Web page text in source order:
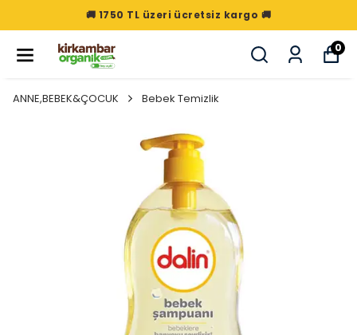
🚚 1750 TL üzeri ücretsiz kargo 🚚
0
ANNE,BEBEK&ÇOCUK Bebek Temizlik